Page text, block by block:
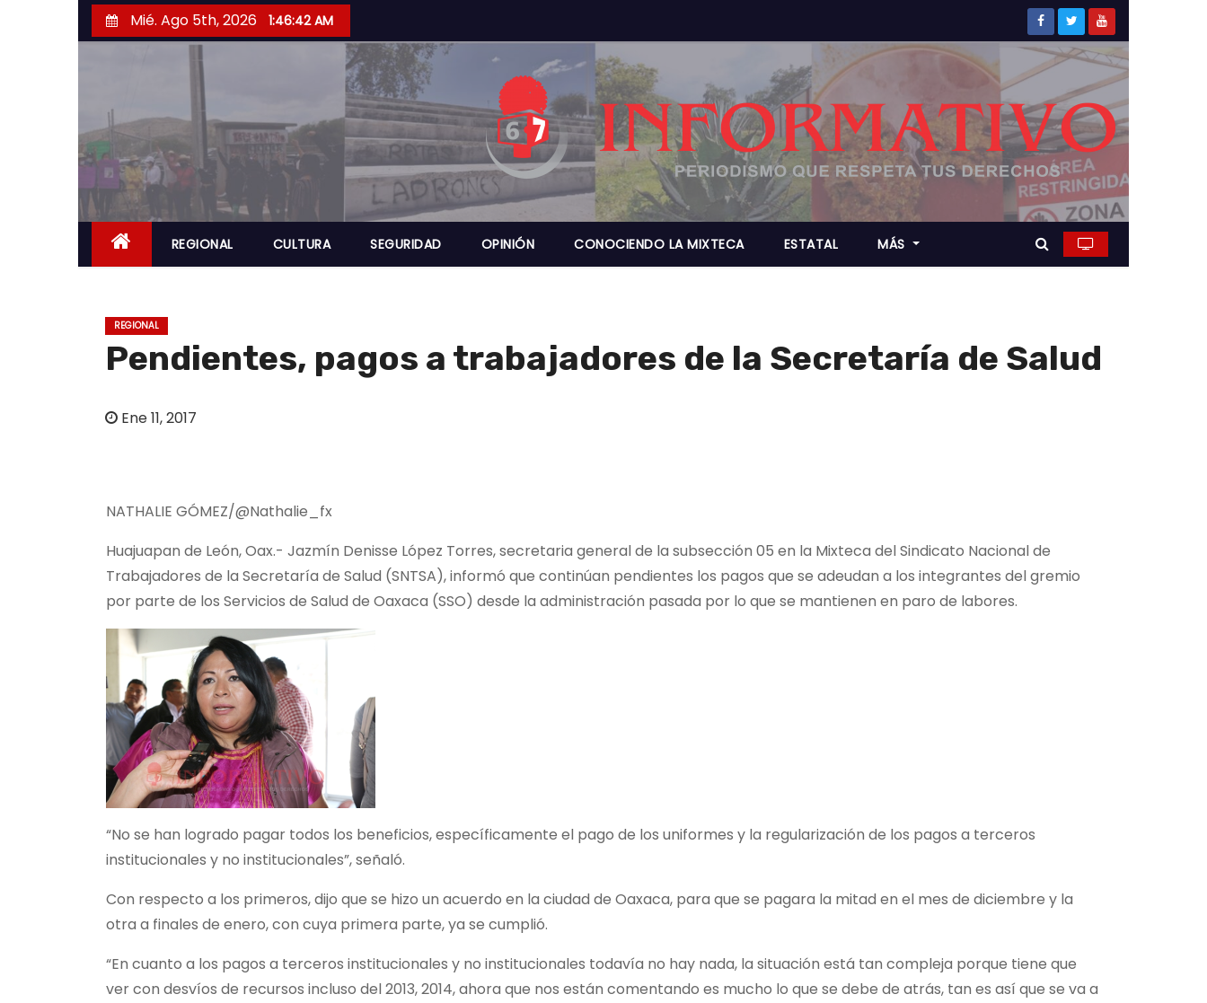
a
r
a
l
n
Mié. Ago 5th, 2026 1:46:43 AM
REGIONAL CULTURA SEGURIDAD OPINIÓN CONOCIENDO LA MIXTECA ESTATAL MÁS
REGIONAL
Pendientes, pagos a trabajadores de la Secretaría de Salud
Ene 11, 2017
NATHALIE GÓMEZ/@Nathalie_fx
Huajuapan de León, Oax.- Jazmín Denisse López Torres, secretaria general de la subsección 05 en la Mixteca del Sindicato Nacional de
Trabajadores de la Secretaría de Salud (SNTSA), informó que continúan pendientes los pagos que se adeudan a los integrantes del gremio
por parte de los Servicios de Salud de Oaxaca (SSO) desde la administración pasada por lo que se mantienen en paro de labores.
“No se han logrado pagar todos los beneficios, específicamente el pago de los uniformes y la regularización de los pagos a terceros
institucionales y no institucionales”, señaló.
Con respecto a los primeros, dijo que se hizo un acuerdo en la ciudad de Oaxaca, para que se pagara la mitad en el mes de diciembre y la
otra a finales de enero, con cuya primera parte, ya se cumplió.
“En cuanto a los pagos a terceros institucionales y no institucionales todavía no hay nada, la situación está tan compleja porque tiene que
ver con desvíos de recursos incluso del 2013, 2014, ahora que nos están comentando es mucho lo que se debe de atrás, tan es así que se va a